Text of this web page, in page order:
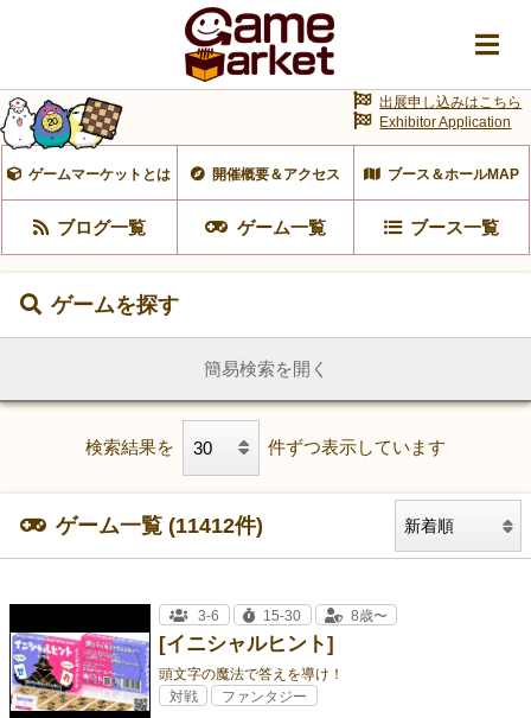
ゲームマーケットとは 開催概要＆アクセス ブース＆ホールMAP
ブログ一覧 ゲーム一覧 ブース一覧
出展申し込みはこちら
Exhibitor Application
ゲームを探す
簡易検索を開く
検索結果を 件ずつ表示しています
ゲーム一覧 (11412件)
[イニシャルヒント]
頭文字の魔法で答えを導け！
3-6 15-30 8歳〜
対戦 ファンタジー